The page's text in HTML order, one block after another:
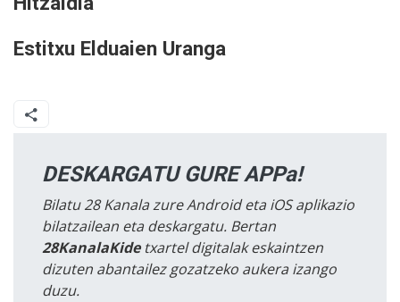
Estitxu Elduaien Uranga
DESKARGATU GURE APPa!
Bilatu 28 Kanala zure Android eta iOS aplikazio
bilatzailean eta deskargatu. Bertan
28KanalaKidetxartel digitalak eskaintzen
dizuten abantailez gozatzeko aukera izango
duzu.